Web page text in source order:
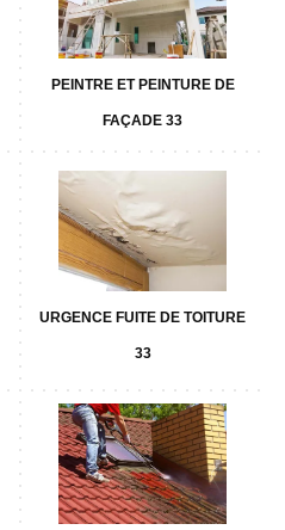
PEINTRE ET PEINTURE DE
FAÇADE 33
URGENCE FUITE DE TOITURE
33